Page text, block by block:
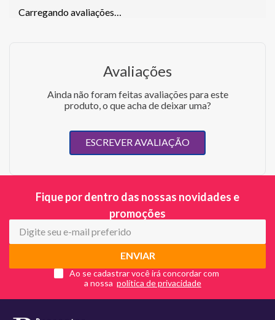
Carregando avaliações…
Avaliações
Ainda não foram feitas avaliações para este
produto, o que acha de deixar uma?
ESCREVER AVALIAÇÃO
Fique por dentro das nossas novidades e
promoções
ENVIAR
Ao se cadastrar você irá concordar com
a nossa